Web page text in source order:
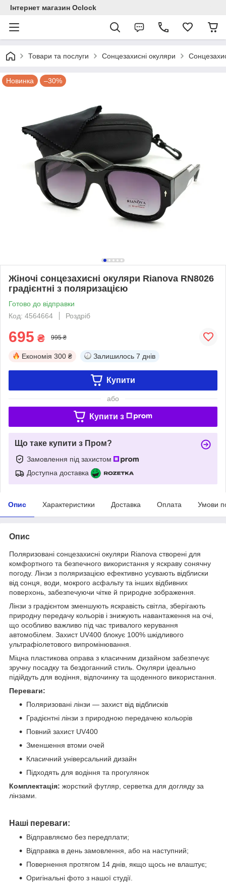
Інтернет магазин Ocloсk
Товари та послуги Сонцезахисні окуляри
Новинка –30%
Жіночі сонцезахисні окуляри Rianova RN8026
градієнтні з поляризацією
Готово до відправки
Код: 4564664
Роздріб
695 ₴ 995 ₴
Економія 300 ₴ Залишилось 7 днів
Купити
або
Купити з
Що таке купити з Пром?
Замовлення під захистом
Доступна доставка
Опис Характеристики Доставка Оплата Умови
Опис
Поляризовані сонцезахисні окуляри Rianova створені для
комфортного та безпечного використання у яскраву сонячну
погоду. Лінзи з поляризацією ефективно усувають відблиски
від сонця, води, мокрого асфальту та інших відбивних
поверхонь, забезпечуючи чітке й природне зображення.
Лінзи з градієнтом зменшують яскравість світла, зберігають
природну передачу кольорів і знижують навантаження на очі,
що особливо важливо під час тривалого керування
автомобілем. Захист UV400 блокує 100% шкідливого
ультрафіолетового випромінювання.
Міцна пластикова оправа з класичним дизайном забезпечує
зручну посадку та бездоганний стиль. Окуляри ідеально
підійдуть для водіння, відпочинку та щоденного використання.
Переваги:
Поляризовані лінзи — захист від відблисків
Градієнтні лінзи з природною передачею кольорів
Повний захист UV400
Зменшення втоми очей
Класичний універсальний дизайн
Підходять для водіння та прогулянок
Комплектація: жорсткий футляр, серветка для догляду за
лінзами.
Наші переваги:
Відправляємо без передплати;
Відправка в день замовлення, або на наступний;
Повернення протягом 14 днів, якщо щось не влаштує;
Оригінальні фото з нашої студії.